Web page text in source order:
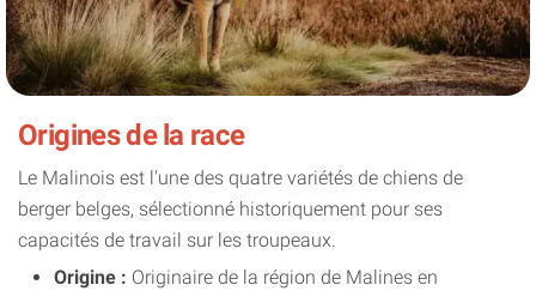
Origines de la race
Le Malinois est l'une des quatre variétés de chiens de
berger belges, sélectionné historiquement pour ses
capacités de travail sur les troupeaux.
Origine : Originaire de la région de Malines en